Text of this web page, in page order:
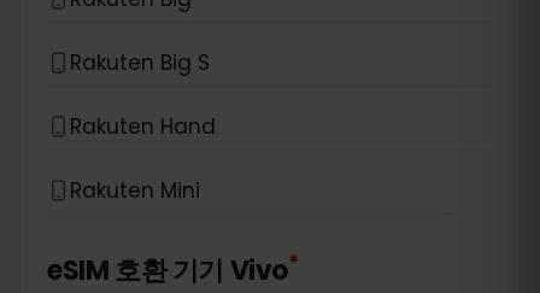
Rakuten Big S
Rakuten Hand
Rakuten Mini
eSIM 호환 기기 Vivo*